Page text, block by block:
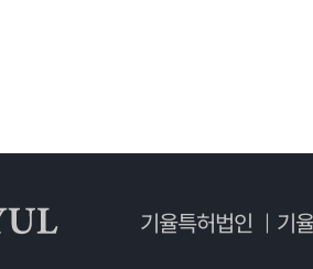
기율특허법인 기